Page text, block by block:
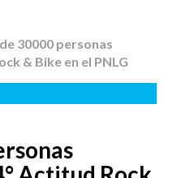
de 30000 personas
& Bike en el PNLG